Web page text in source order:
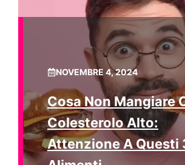
NOVEMBRE 4, 2024
Cosa Non Mangiare
Colesterolo Alto:
Attenzione A Questi